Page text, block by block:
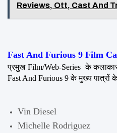
Reviews, Ott, Cast And
Fast And Furious 9 Film
प्रमुख Film/Web-Series  के
Fast And Furious 9 के मुख्य पात्रों
Vin Diesel
Michelle Rodriguez